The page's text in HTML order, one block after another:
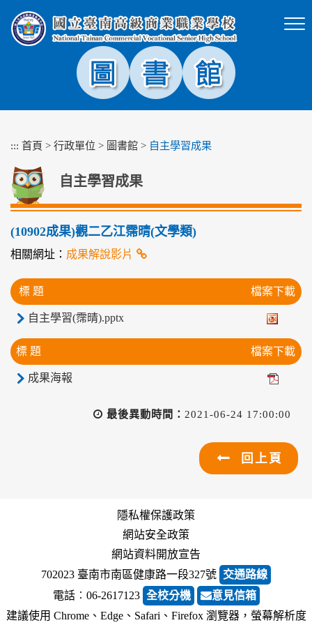
塊
::: 首頁 > 行政單位 > 圖書館 > 自主學習成果
自主學習成果
(10902成果)觀二乙江霈晴(文學類)
相關網址： 成果解說影片
標 題 檔案下載
自主學習(霈晴).pptx
標 題 檔案下載
成果海報
最後異動時間： 2021-06-24 17:00:00
回上頁
隱私權保護政策
網站安全政策
網站資料開放宣告
702023 臺南市南區健康路一段327號 交通路線
電話︰06-2617123 全校分機
意見信箱
建議使用 Chrome、Edge、Safari、Firefox 瀏覽器，螢幕解析度